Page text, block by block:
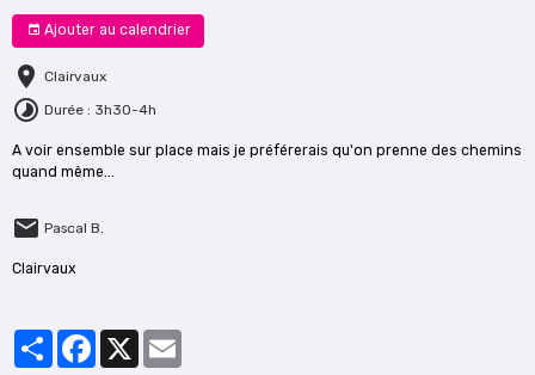
Ajouter au calendrier
Clairvaux
Durée : 3h30-4h
A voir ensemble sur place mais je préférerais qu'on prenne des chemins
quand même...
Pascal B.
Clairvaux
PartagerFacebook
X